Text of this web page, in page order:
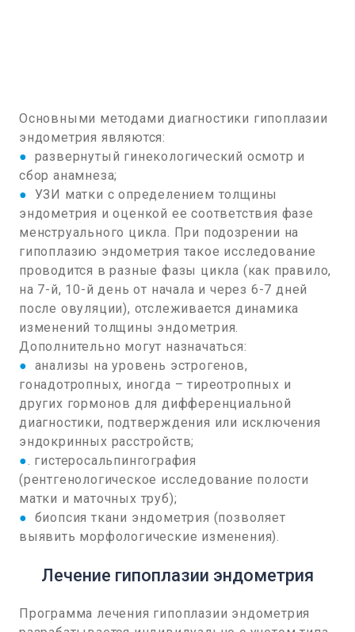
Основными методами диагностики гипоплазии
эндометрия являются:
● развернутый гинекологический осмотр и
сбор анамнеза;
● УЗИ матки с определением толщины
эндометрия и оценкой ее соответствия фазе
менструального цикла. При подозрении на
гипоплазию эндометрия такое исследование
проводится в разные фазы цикла (как правило,
на 7-й, 10-й день от начала и через 6-7 дней
после овуляции), отслеживается динамика
изменений толщины эндометрия.
Дополнительно могут назначаться:
● анализы на уровень эстрогенов,
гонадотропных, иногда – тиреотропных и
других гормонов для дифференциальной
диагностики, подтверждения или исключения
эндокринных расстройств;
● . гистеросальпингография
(рентгенологическое исследование полости
матки и маточных труб);
● биопсия ткани эндометрия (позволяет
выявить морфологические изменения).
Лечение гипоплазии эндометрия
Программа лечения гипоплазии эндометрия